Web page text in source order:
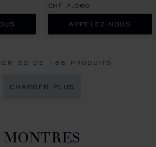
CHF 7,060
APPELEZ-NOUS
32 DE 188 PRODUITS
CHARGER PLUS
MONTRES